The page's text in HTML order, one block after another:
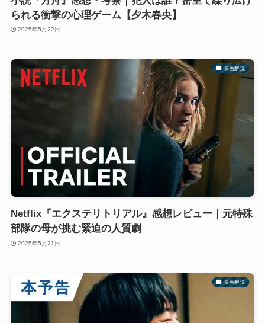
られる衝撃の心理ゲーム【夕木春央】
2025年5月22日
映画解説
Netflix『エクステリトリアル』感想レビュー｜元特殊
部隊の母が挑む緊迫の人質劇
2025年5月21日
映画解説